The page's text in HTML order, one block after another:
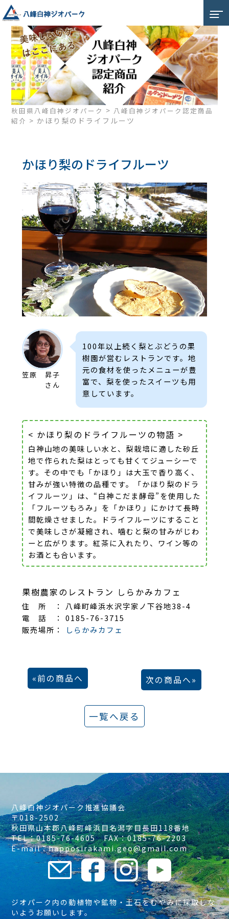
秋田県八峰白神ジオパーク > 八峰白神ジオパーク認定商品
紹介 > かほり梨のドライフルーツ
かほり梨のドライフルーツ
笠原 昇子
さん
100年以上続く梨とぶどうの果
樹園が営むレストランです。地
元の食材を使ったメニューが豊
富で、梨を使ったスイーツも用
意しています。
< かほり梨のドライフルーツの物語 >
白神山地の美味しい水と、梨栽培に適した砂丘
地で作られた梨はとっても甘くてジューシーで
す。その中でも「かほり」は大玉で香り高く、
甘みが強い特徴の品種です。「かほり梨のドラ
イフルーツ」は、“白神こだま酵母”を使用した
「フルーツもろみ」を「かほり」にかけて長時
間乾燥させました。ドライフルーツにすること
で美味しさが凝縮され、噛むと梨の甘みがじわ
ーと広がります。紅茶に入れたり、ワイン等の
お酒とも合います。
果樹農家のレストラン しらかみカフェ
住 所 ： 八峰町峰浜水沢字家ノ下谷地38-4
電 話 ： 0185-76-3715
販売場所：
しらかみカフェ
前の商品へ 次の商品へ
一覧へ戻る
八峰白神ジオパーク推進協議会
〒018-2502
秋田県山本郡八峰町峰浜目名潟字目長田118番地
TEL：0185-76-4605 FAX：0185-76-2203
E-mail：happosirakami.geo@gmail.com
ジオパーク内の動植物や鉱物・土石をむやみに採取しな
いようお願いします。